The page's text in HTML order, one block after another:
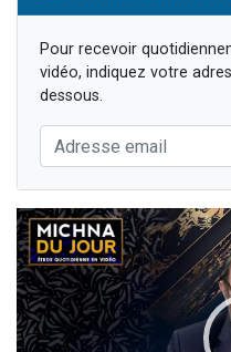
Pour recevoir
vidéo, indiquez votre
dessous.